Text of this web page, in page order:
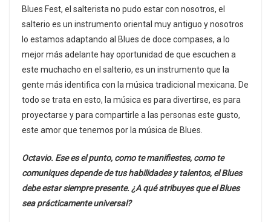
Blues Fest, el salterista no pudo estar con nosotros, el
salterio es un instrumento oriental muy antiguo y nosotros
lo estamos adaptando al Blues de doce compases, a lo
mejor más adelante hay oportunidad de que escuchen a
este muchacho en el salterio, es un instrumento que la
gente más identifica con la música tradicional mexicana. De
todo se trata en esto, la música es para divertirse, es para
proyectarse y para compartirle a las personas este gusto,
este amor que tenemos por la música de Blues.
Octavio. Ese es el punto, como te manifiestes, como te
comuniques depende de tus habilidades y talentos, el Blues
debe estar siempre presente. ¿A qué atribuyes que el Blues
sea prácticamente universal?